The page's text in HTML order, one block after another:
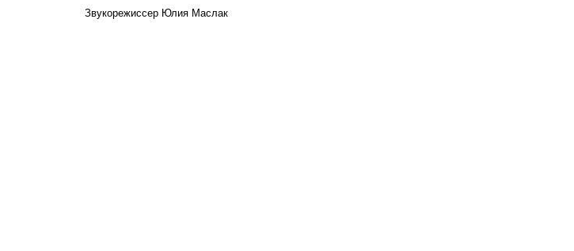
Звукорежиссер Юлия Маслак